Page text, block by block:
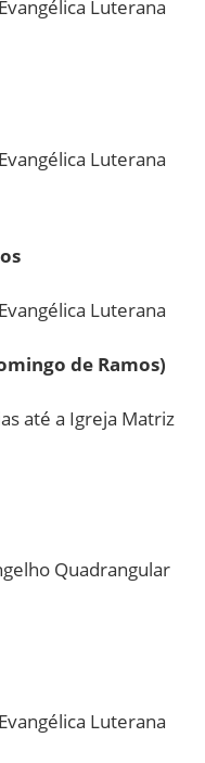
Luterana
Luterana
Luterana
de Ramos)
até a Igreja Matriz
Quadrangular
Luterana